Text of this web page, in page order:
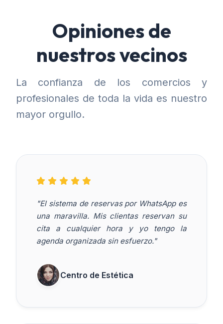
Opiniones de
nuestros vecinos
La confianza de los comercios y
profesionales de toda la vida es nuestro
mayor orgullo.
"El sistema de reservas por WhatsApp es
una maravilla. Mis clientas reservan su
cita a cualquier hora y yo tengo la
agenda organizada sin esfuerzo."
Centro de Estética